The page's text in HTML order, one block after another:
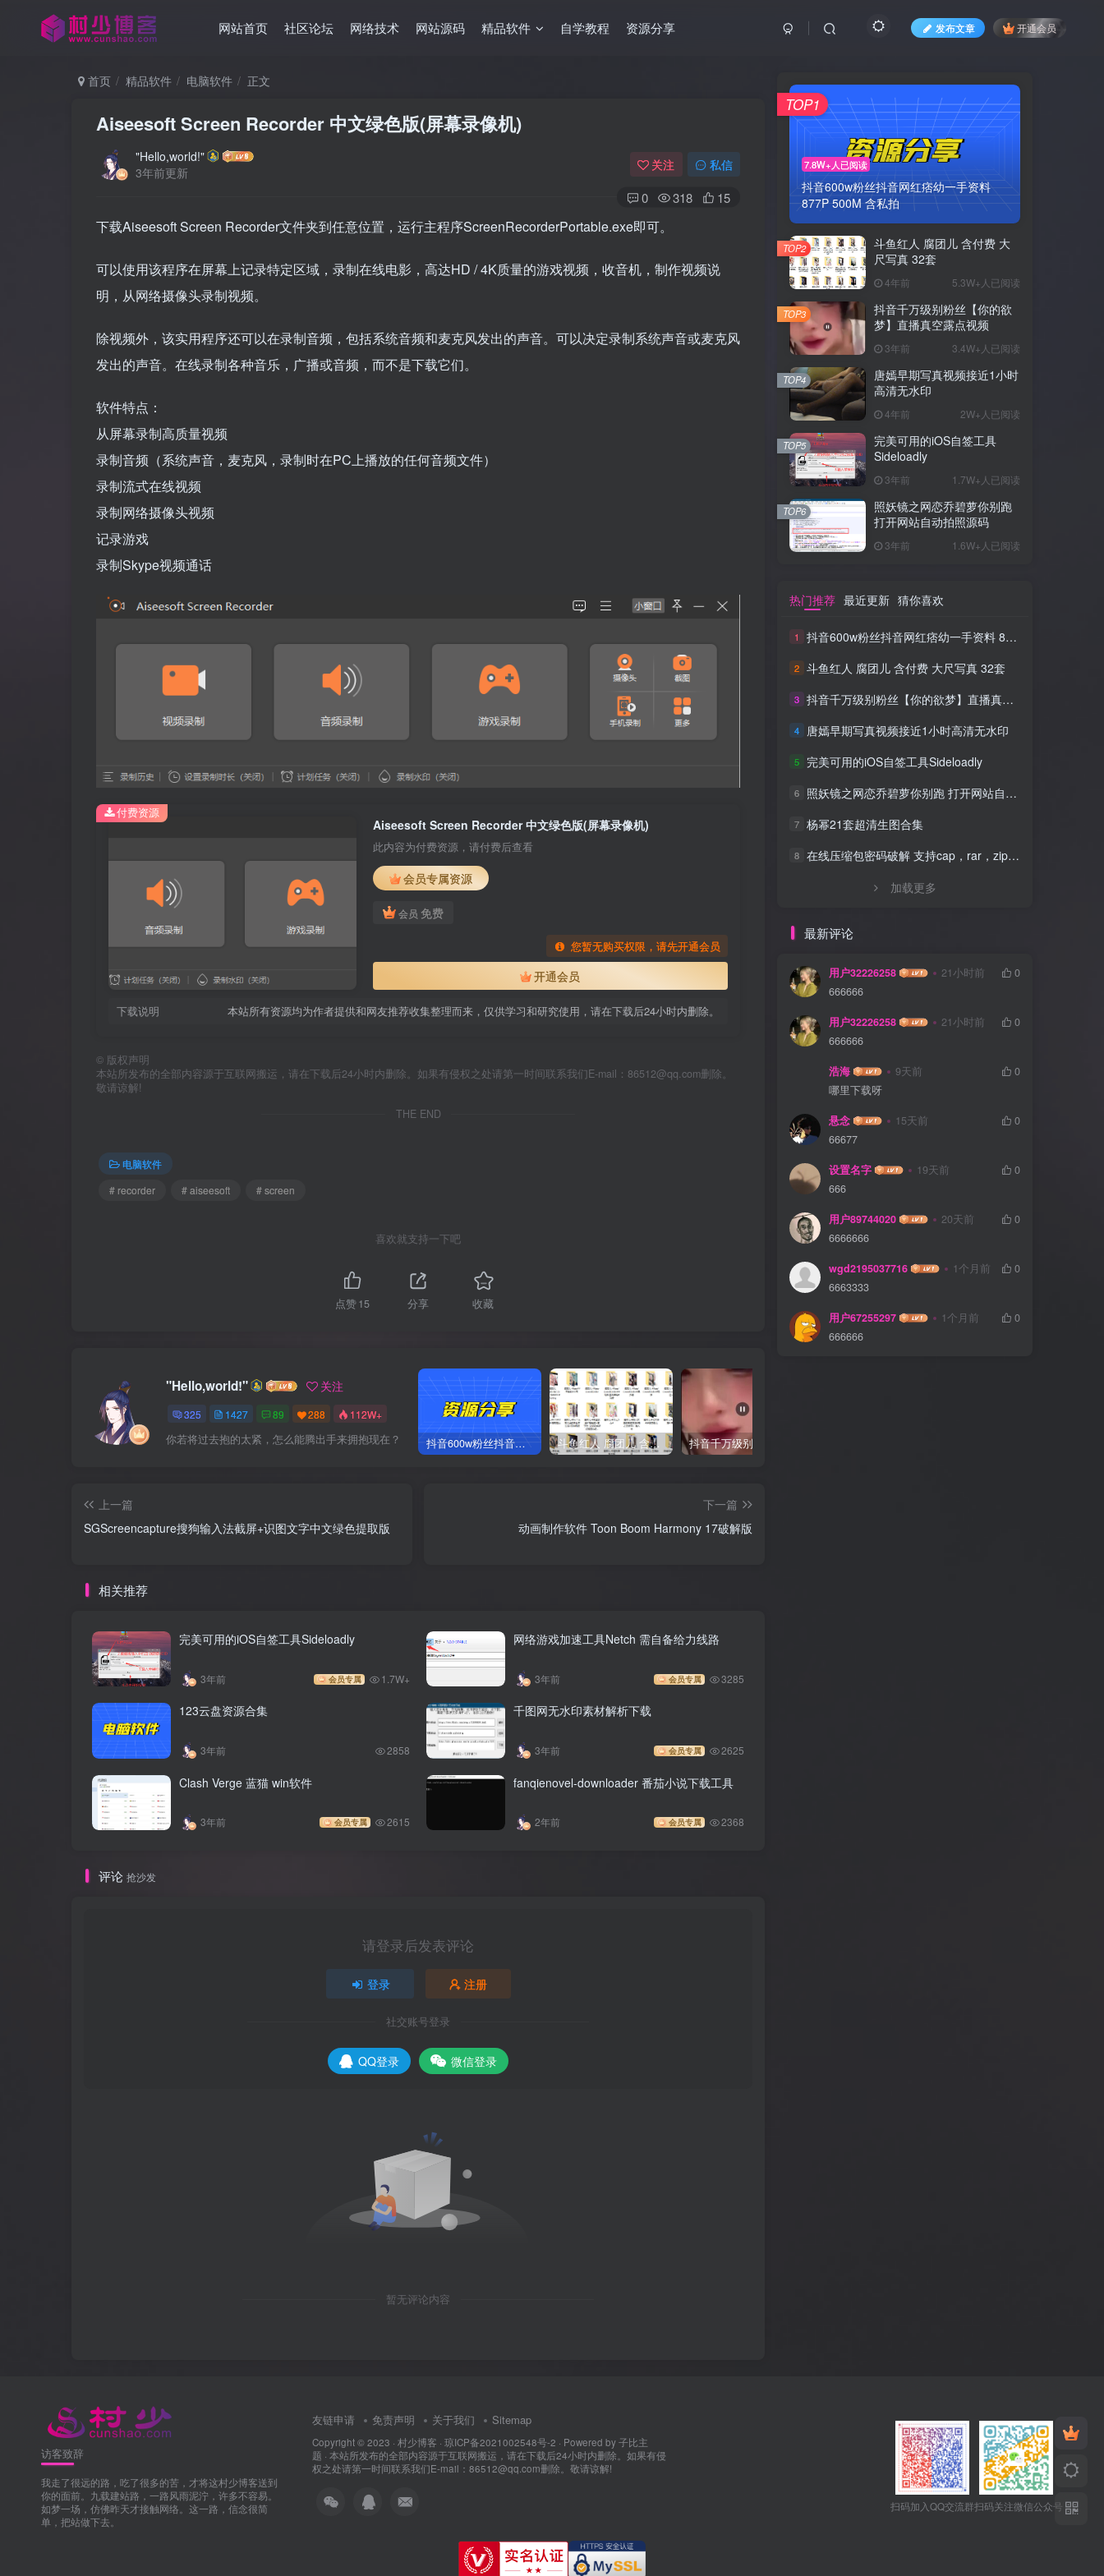
网站首页 社区论坛 网络技术 网站源码 精品软件 自学教程 资源分享 发布文章 开通会员
首页 精品软件 电脑软件 正文
Aiseesoft Screen Recorder 中文绿色版(屏幕录像机)
"Hello,world!"
3年前更新
关注 私信
0 318 15
下载Aiseesoft Screen Recorder文件夹到任意位置，运行主程序ScreenRecorderPortable.exe即可。
可以使用该程序在屏幕上记录特定区域，录制在线电影，高达HD / 4K质量的游戏视频，收音机，制作视频说
明，从网络摄像头录制视频。
除视频外，该实用程序还可以在录制音频，包括系统音频和麦克风发出的声音。可以决定录制系统声音或麦克风
发出的声音。在线录制各种音乐，广播或音频，而不是下载它们。
软件特点：
从屏幕录制高质量视频
录制音频（系统声音，麦克风，录制时在PC上播放的任何音频文件）
录制流式在线视频
录制网络摄像头视频
记录游戏
录制Skype视频通话
Aiseesoft Screen Recorder 中文绿色版(屏幕录像机)
此内容为付费资源，请付费后查看
会员专属资源
会员 免费
您暂无购买权限，请先开通会员
开通会员
下载说明 本站所有资源均为作者提供和网友推荐收集整理而来，仅供学习和研究使用，请在下载后24小时内删除。
付费资源
© 版权声明
本站所发布的全部内容源于互联网搬运，请在下载后24小时内删除。如果有侵权之处请第一时间联系我们E-mail：86512@qq.com删除。
敬请谅解!
THE END
电脑软件
# recorder
# aiseesoft # screen
喜欢就支持一下吧
点赞15 分享 收藏
"Hello,world!" 关注
325 1427 89 288 112W+
你若将过去抱的太紧，怎么能腾出手来拥抱现在？ 抖音600w粉丝抖音网红痞幼一手资料 877P 500M 含私拍 斗鱼红人 腐团儿 含付费 大尺写真 32套
上一篇
SGScreencapture搜狗输入法截屏+识图文字中文绿色提取版
下一篇
动画制作软件 Toon Boom Harmony 17破解版
相关推荐
完美可用的iOS自签工具Sideloadly
3年前 会员专属 1.7W+
网络游戏加速工具Netch 需自备给力线路
3年前 会员专属 3285
123云盘资源合集
3年前 2858
千图网无水印素材解析下载
3年前 会员专属 2625
Clash Verge 蓝猫 win软件
3年前 会员专属 2615
fanqienovel-downloader 番茄小说下载工具
2年前 会员专属 2368
评论 抢沙发
请登录后发表评论
登录 注册
社交账号登录
QQ登录 微信登录
暂无评论内容
7.8W+人已阅读
抖音600w粉丝抖音网红痞幼一手资料
877P 500M 含私拍
TOP1
斗鱼红人 腐团儿 含付费 大
尺写真 32套
4年前 5.3W+人已阅读
TOP2
抖音千万级别粉丝【你的欲
梦】直播真空露点视频
3年前 3.4W+人已阅读
TOP3
唐嫣早期写真视频接近1小时
高清无水印
4年前 2W+人已阅读
TOP4
完美可用的iOS自签工具
Sideloadly
3年前 1.7W+人已阅读
TOP5
照妖镜之网恋乔碧萝你别跑
打开网站自动拍照源码
3年前 1.6W+人已阅读
TOP6
热门推荐 最近更新 猜你喜欢
1 抖音600w粉丝抖音网红痞幼一手资料 877P 500M 含私拍
2 斗鱼红人 腐团儿 含付费 大尺写真 32套
3 抖音千万级别粉丝【你的欲梦】直播真空露点视频
4 唐嫣早期写真视频接近1小时高清无水印
5 完美可用的iOS自签工具Sideloadly
6 照妖镜之网恋乔碧萝你别跑 打开网站自动拍照源码
7 杨幂21套超清生图合集
8 在线压缩包密码破解 支持cap，rar，zip，7z，excel，ppt，word，office等文件
加载更多
最新评论
用户32226258 21小时前
0
666666
用户32226258 21小时前
0
666666
浩海 9天前
0
哪里下载呀
悬念 15天前
0
66677
设置名字 19天前
0
666
用户89744020 20天前
0
6666666
wgd2195037716 1个月前
0
6663333
用户67255297 1个月前
0
666666
访客致辞
我走了很远的路，吃了很多的苦，才将这村少博客送到
你的面前。九载建站路，一路风雨泥泞，许多不容易。
如梦一场，仿佛昨天才接触网络。这一路，信念很简
单，把站做下去。
友链申请 免责声明 关于我们 Sitemap
Copyright © 2023 · 村少博客 · 琼ICP备2021002548号-2 · Powered by子比主
题 · 本站所发布的全部内容源于互联网搬运，请在下载后24小时内删除。如果有侵
权之处请第一时间联系我们E-mail：86512@qq.com删除。敬请谅解!
扫码加入QQ交流群扫码关注微信公众号